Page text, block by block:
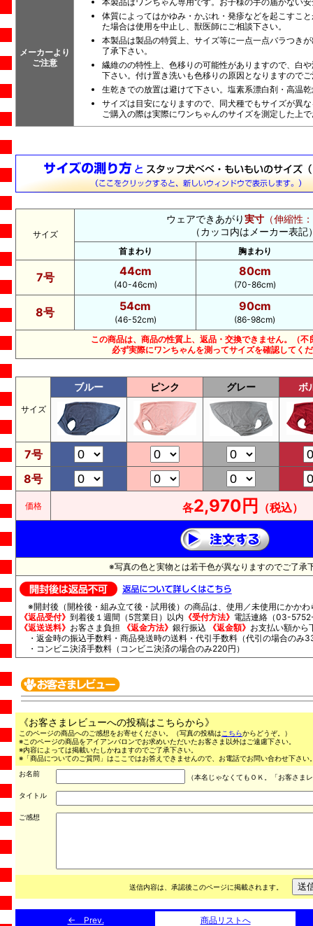
メーカーより
ご注意
体質によってはかゆみ・かぶれ・発疹などを起こすこ
た場合は使用を中止し、獣医師にご相談下さい。
本製品は製品の特質上、サイズ等に一点一点バラつき
了承下さい。
繊維のの特性上、色移りの可能性がありますので、白
下さい。付け置き洗いも色移りの原因となりますので
生乾きでの放置は避けて下さい。塩素系漂白剤・高温
サイズは目安になりますので、同犬種でもサイズが異
ご購入の際は実際にワンちゃんのサイズを測定した上
サイズ
ウェアできあがり実寸 （伸縮性
（カッコ内はメーカー表記
首まわり 胸まわり
7号 44cm
(40-46cm)
80cm
(70-86cm)
8号 54cm
(46-52cm)
90cm
(86-98cm)
この商品は、商品の性質上、返品・交換できません。（不
必ず実際にワンちゃんを測ってサイズを確認してく
サイズ
ブルー ピンク グレー ボ
7号
8号
価格 各2,970円 （税込）
※写真の色と実物とは若干色が異なりますのでご了承
※開封後（開栓後・組み立て後・試用後）の商品は、使用／未使用にかかわ
《返品受付》 到着後１週間（5営業日）以内 《受付方法》 電話連絡（03-
《返送送料》 お客さま負担 《返金方法》 銀行振込 《返金額》 お支払い額から
・返金時の振込手数料・商品発送時の送料・代引手数料（代引の場合のみ
・コンビニ決済手数料（コンビニ決済の場合のみ220円）
《お客さまレビューへの投稿はこちらから》
このページの商品へのご感想をお寄せください。（写真の投稿は こちらからどうぞ。）
※このページの商品をアイアンバロンでお求めいただいたお客さま以外はご遠慮下さい。
※内容によっては掲載いたしかねますのでご了承下さい。
※「商品についてのご質問」はここではお答えできませんので、お電話でお問い合わせ下さ
お名前
（本名じゃなくてもＯＫ。「お客さま
タイトル
ご感想
送信内容は、承認後このページに掲載されます。
← Prev. 商品リストへ